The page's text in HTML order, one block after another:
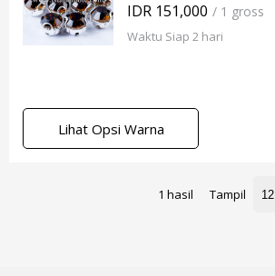
IDR 151,000 / 1 gross
Waktu Siap 2 hari
Lihat Opsi Warna
1 hasil Tampil